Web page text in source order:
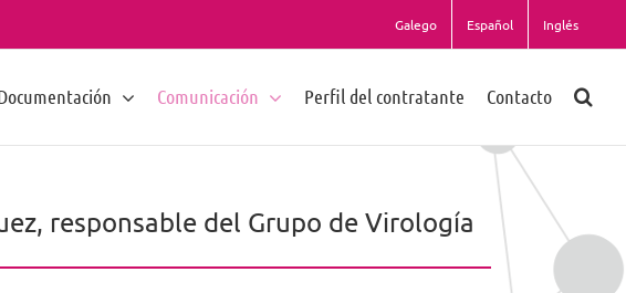
Galego Español Inglés
Comunicación Perfil del contratante Contacto
responsable del Grupo de Virología